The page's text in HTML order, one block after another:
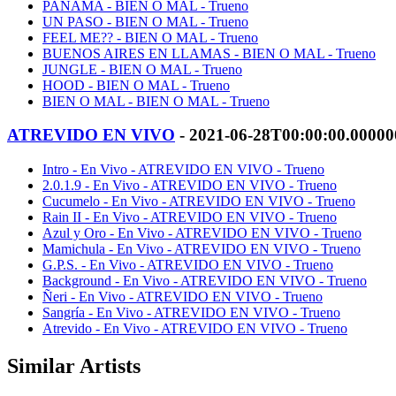
PANAMA - BIEN O MAL - Trueno
UN PASO - BIEN O MAL - Trueno
FEEL ME?? - BIEN O MAL - Trueno
BUENOS AIRES EN LLAMAS - BIEN O MAL - Trueno
JUNGLE - BIEN O MAL - Trueno
HOOD - BIEN O MAL - Trueno
BIEN O MAL - BIEN O MAL - Trueno
ATREVIDO EN VIVO - 2021-06-
Intro - En Vivo - ATREVIDO EN VIVO - Trueno
2.0.1.9 - En Vivo - ATREVIDO EN VIVO - Trueno
Cucumelo - En Vivo - ATREVIDO EN VIVO - Trueno
Rain II - En Vivo - ATREVIDO EN VIVO - Trueno
Azul y Oro - En Vivo - ATREVIDO EN VIVO - Trueno
Mamichula - En Vivo - ATREVIDO EN VIVO - Trueno
G.P.S. - En Vivo - ATREVIDO EN VIVO - Trueno
Background - En Vivo - ATREVIDO EN VIVO - Trueno
Ñeri - En Vivo - ATREVIDO EN VIVO - Trueno
Sangría - En Vivo - ATREVIDO EN VIVO - Trueno
Atrevido - En Vivo - ATREVIDO EN VIVO - Trueno
Similar Artists